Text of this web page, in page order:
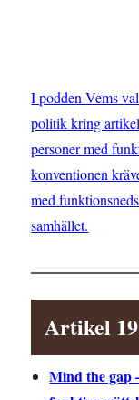
I podden Vems
politik kring
personer med
konventionen
med
samhället.
Artikel
Mind the gap